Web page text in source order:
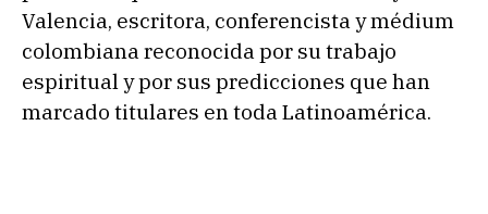
Valencia, escritora, conferencista y médium
colombiana reconocida por su trabajo
espiritual y por sus predicciones que han
marcado titulares en toda Latinoamérica.